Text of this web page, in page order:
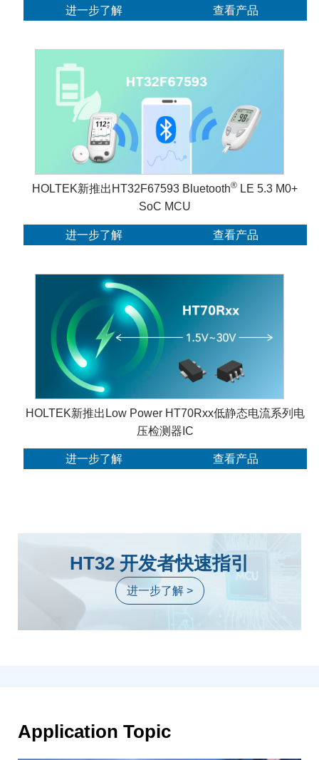
进一步了解 查看产品
HOLTEK新推出HT32F67593 Bluetooth® LE 5.3 M0+
SoC MCU
进一步了解 查看产品
HOLTEK新推出Low Power HT70Rxx低静态电流系列电
压检测器IC
进一步了解 查看产品
HT32 开发者快速指引
进一步了解 >
Application Topic